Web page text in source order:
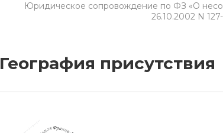
Юридическое сопровождение по ФЗ «О
26.10.2002 N
География присутствия